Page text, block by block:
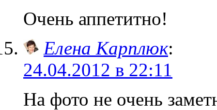
Очень аппетитно!
Елена Карплюк:
24.04.2012 в 22:11
На фото не очень